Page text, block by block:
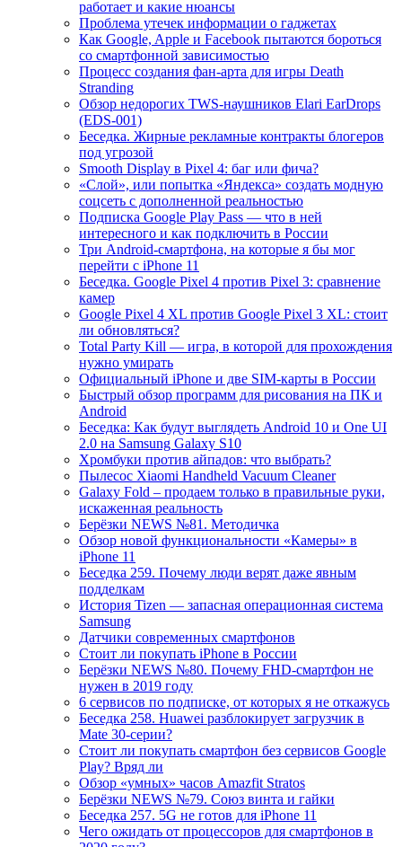
работает и какие нюансы
Проблема утечек информации о гаджетах
Как Google, Apple и Facebook пытаются бороться
со смартфонной зависимостью
Процесс создания фан-арта для игры Death
Stranding
Обзор недорогих TWS-наушников Elari EarDrops
(EDS-001)
Беседка. Жирные рекламные контракты блогеров
под угрозой
Smooth Display в Pixel 4: баг или фича?
«Слой», или попытка «Яндекса» создать модную
соцсеть с дополненной реальностью
Подписка Google Play Pass — что в ней
интересного и как подключить в России
Три Android-смартфона, на которые я бы мог
перейти с iPhone 11
Беседка. Google Pixel 4 против Pixel 3: сравнение
камер
Google Pixel 4 XL против Google Pixel 3 XL: стоит
ли обновляться?
Total Party Kill — игра, в которой для прохождения
нужно умирать
Официальный iPhone и две SIM-карты в России
Быстрый обзор программ для рисования на ПК и
Android
Беседка: Как будут выглядеть Android 10 и One UI
2.0 на Samsung Galaxy S10
Хромбуки против айпадов: что выбрать?
Пылесос Xiaomi Handheld Vacuum Cleaner
Galaxy Fold – продаем только в правильные руки,
искаженная реальность
Берёзки NEWS №81. Методичка
Обзор новой функциональности «Камеры» в
iPhone 11
Беседка 259. Почему люди верят даже явным
подделкам
История Tizen — запасная операционная система
Samsung
Датчики современных смартфонов
Стоит ли покупать iPhone в России
Берёзки NEWS №80. Почему FHD-смартфон не
нужен в 2019 году
6 сервисов по подписке, от которых я не откажусь
Беседка 258. Huawei разблокирует загрузчик в
Mate 30-серии?
Стоит ли покупать смартфон без сервисов Google
Play? Вряд ли
Обзор «умных» часов Amazfit Stratos
Берёзки NEWS №79. Союз винта и гайки
Беседка 257. 5G не готов для iPhone 11
Чего ожидать от процессоров для смартфонов в